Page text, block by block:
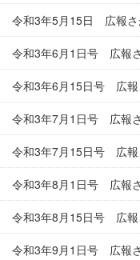
令和3年5月15日 広報さ
令和3年6月1日号 広報
令和3年6月15日号 広報
令和3年7月1日号 広報
令和3年7月15日号 広報
令和3年8月1日号 広報
令和3年8月15日号 広報
令和3年9月1日号 広報